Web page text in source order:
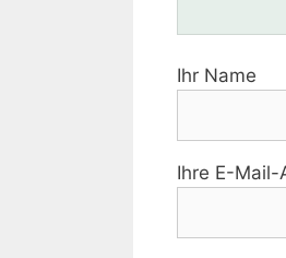
Ihr Name
Ihre E-Mail-